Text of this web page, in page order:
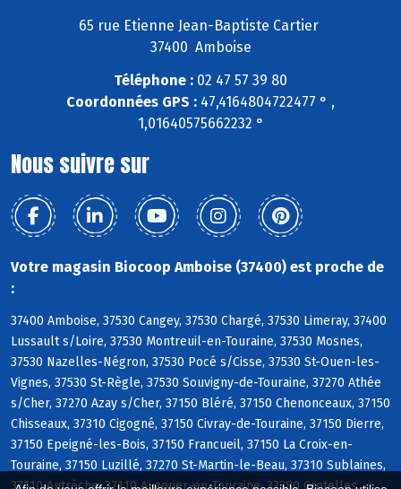
65 rue Etienne Jean-Baptiste Cartier
37400 Amboise
Téléphone : 02 47 57 39 80
Coordonnées GPS : 47,4164804722477 ° ,
1,01640575662232 °
Nous suivre sur
Votre magasin Biocoop Amboise (37400) est proche de
:
37400 Amboise, 37530 Cangey, 37530 Chargé, 37530 Limeray, 37400
Lussault s/Loire, 37530 Montreuil-en-Touraine, 37530 Mosnes,
37530 Nazelles-Négron, 37530 Pocé s/Cisse, 37530 St-Ouen-les-
Vignes, 37530 St-Règle, 37530 Souvigny-de-Touraine, 37270 Athée
s/Cher, 37270 Azay s/Cher, 37150 Bléré, 37150 Chenonceaux, 37150
Chisseaux, 37310 Cigogné, 37150 Civray-de-Touraine, 37150 Dierre,
37150 Epeigné-les-Bois, 37150 Francueil, 37150 La Croix-en-
Touraine, 37150 Luzillé, 37270 St-Martin-le-Beau, 37310 Sublaines,